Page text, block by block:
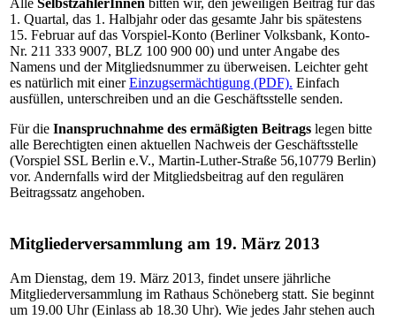
1. Quartal, das 1. Halbjahr oder das gesamte Jahr bis spätestens
15. Februar auf das Vorspiel-Konto (Berliner Volksbank, Konto-
Nr. 211 333 9007, BLZ 100 900 00) und unter Angabe des
Namens und der Mitgliedsnummer zu überweisen. Leichter geht
es natürlich mit einerEinzugsermächtigung (PDF). Einfach
ausfüllen, unterschreiben und an die Geschäftsstelle senden.
Für die Inanspruchnahme des ermäßigten Beitrags legen bitte
alle Berechtigten einen aktuellen Nachweis der Geschäftsstelle
(Vorspiel SSL Berlin e.V., Martin-Luther-Straße 56,10779 Berlin)
vor. Andernfalls wird der Mitgliedsbeitrag auf den regulären
Beitragssatz angehoben.
Mitgliederversammlung am 19. März 2013
Am Dienstag, dem 19. März 2013, findet unsere jährliche
Mitgliederversammlung im Rathaus Schöneberg statt. Sie beginnt
um 19.00 Uhr (Einlass ab 18.30 Uhr). Wie jedes Jahr stehen auch